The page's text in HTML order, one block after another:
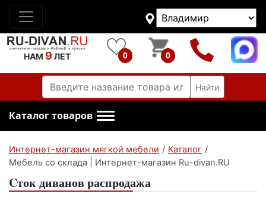
НАМ 9 ЛЕТ 0 0
Найти
Каталог товаров
Интернет-магазин мягкой мебели / Каталог /
Мебель со склада | Интернет-магазин Ru-divan.RU
Cток диванов распродажа